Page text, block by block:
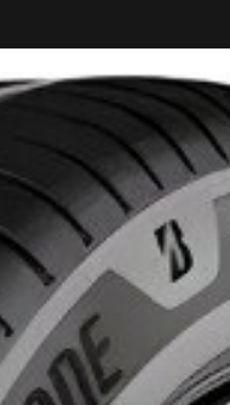
PLUS D'INFO